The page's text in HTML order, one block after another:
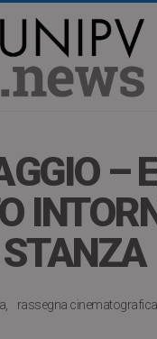
–
rassegna cinematografica